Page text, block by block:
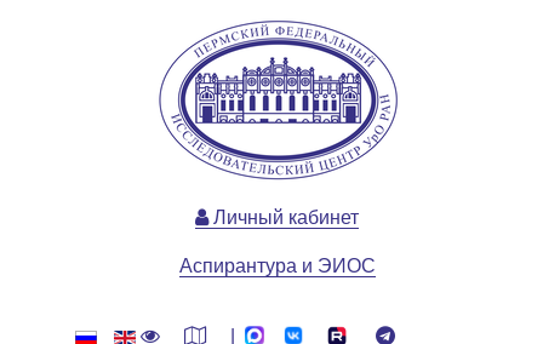
Личный кабинет
Аспирантура и ЭИОС